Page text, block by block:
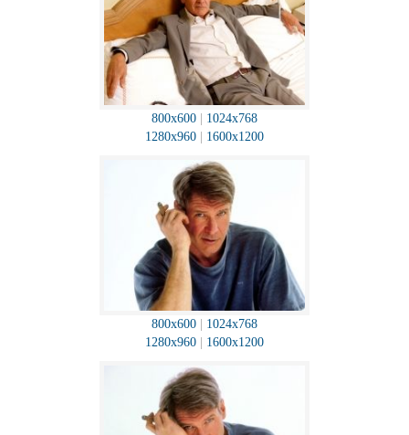
800x600
1024x768
1280x960
1600x1200
800x600
1024x768
1280x960
1600x1200